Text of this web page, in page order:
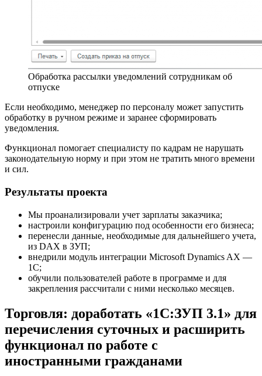
Обработка рассылки уведомлений сотрудникам об
отпуске
Если необходимо, менеджер по персоналу может запустить
обработку в ручном режиме и заранее сформировать
уведомления.
Функционал помогает специалисту по кадрам не нарушать
законодательную норму и при этом не тратить много времени
и сил.
Результаты проекта
Мы проанализировали учет зарплаты заказчика;
настроили конфигурацию под особенности его бизнеса;
перенесли данные, необходимые для дальнейшего учета,
из DAX в ЗУП;
внедрили модуль интеграции Microsoft Dynamics AX —
1С;
обучили пользователей работе в программе и для
закрепления рассчитали с ними несколько месяцев.
Торговля: доработать «1С:ЗУП 3.1» для
перечисления суточных и расширить
функционал по работе с
иностранными гражданами